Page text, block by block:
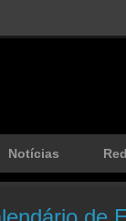
Notícias